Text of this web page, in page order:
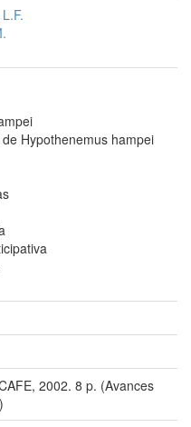
Hypothenemus hampei
2002. 8 p. (Avances